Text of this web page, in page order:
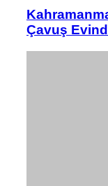
Çavuş